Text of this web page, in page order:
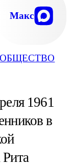
ОБЩЕСТВО
Макс
1961
в
Рита